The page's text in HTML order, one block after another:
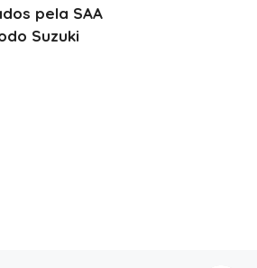
pela SAA
Suzuki